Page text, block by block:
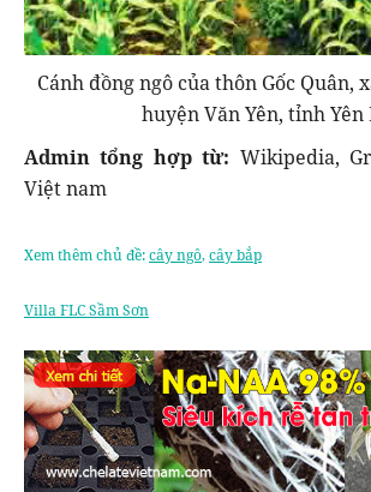
Cánh đồng ngô của thôn Gốc Quân,
huyện Văn Yên, tỉnh Yên
Admin tổng hợp từ: Wikipedia,
Việt nam
Xem thêm chủ đề:cây ngô,cây bắp
Villa FLC Sầm Sơn